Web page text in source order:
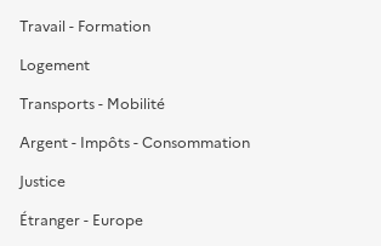
Travail - Formation
Logement
Transports - Mobilité
Argent - Impôts - Consommation
Justice
Étranger - Europe